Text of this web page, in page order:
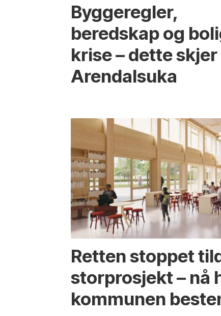
Bygge­regler,
beredskap og
krise – dette skjer
Arendals­uka
Retten stoppet
storprosjekt – nå
kommunen